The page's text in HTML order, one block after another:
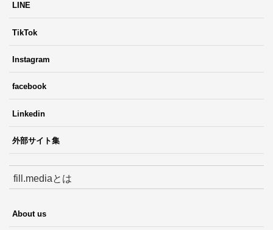
LINE
TikTok
Instagram
facebook
Linkedin
外部サイト集
fill.mediaとは
About us